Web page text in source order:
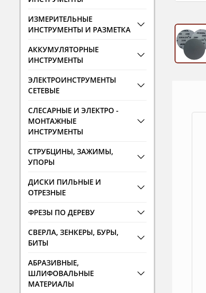
ИЗМЕРИТЕЛЬНЫЕ
ИНСТРУМЕНТЫ И РАЗМЕТКА
АККУМУЛЯТОРНЫЕ
ИНСТРУМЕНТЫ
ЭЛЕКТРОИНСТРУМЕНТЫ
СЕТЕВЫЕ
СЛЕСАРНЫЕ И ЭЛЕКТРО -
МОНТАЖНЫЕ
ИНСТРУМЕНТЫ
СТРУБЦИНЫ, ЗАЖИМЫ,
УПОРЫ
ДИСКИ ПИЛЬНЫЕ И
ОТРЕЗНЫЕ
ФРЕЗЫ ПО ДЕРЕВУ
СВЕРЛА, ЗЕНКЕРЫ, БУРЫ,
БИТЫ
АБРАЗИВНЫЕ,
ШЛИФОВАЛЬНЫЕ
МАТЕРИАЛЫ